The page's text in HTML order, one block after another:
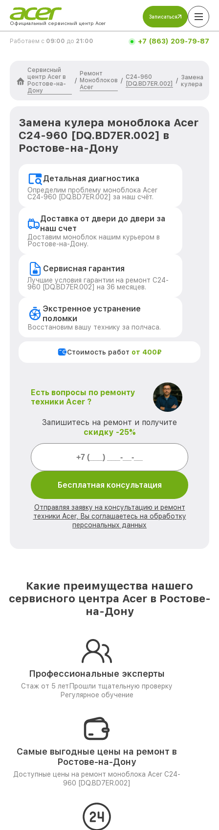
Официальный сервисный центр Acer
Записаться
Работаем с 09:00 до 21:00 +7 (863) 209-79-87
Сервисный
центр Acer в
Ростове-на-
Дону
/
Ремонт
Моноблоков
Acer
/
C24-960
[DQ.BD7ER.002]
/ Замена
кулера
Замена кулера моноблока Acer
C24-960 [DQ.BD7ER.002] в
Ростове-на-Дону
Детальная диагностика
Определим проблему моноблока Acer
C24-960 [DQ.BD7ER.002] за наш счёт.
Доставка от двери до двери за
наш счет
Доставим моноблок нашим курьером в
Ростове-на-Дону.
Сервисная гарантия
Лучшие условия гарантии на ремонт C24-
960 [DQ.BD7ER.002] на 36 месяцев.
Экстренное устранение
поломки
Восстановим вашу технику за полчаса.
Стоимость работ от 400₽
Есть вопросы по ремонту
техники Acer ?
Запишитесь на ремонт и получите
скидку -25%
Бесплатная консультация
Отправляя заявку на консультацию и ремонт
техники Acer, Вы соглашаетесь на обработку
персональных данных
Какие преимущества нашего
сервисного центра Acer в Ростове-
на-Дону
Профессиональные эксперты
Стаж от 5 лет Прошли тщательную проверку
Регулярное обучение
Самые выгодные цены на ремонт в
Ростове-на-Дону
Доступные цены на ремонт моноблока Acer C24-
960 [DQ.BD7ER.002]